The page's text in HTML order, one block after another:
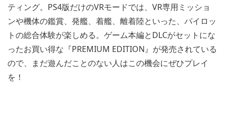
ティング。PS4版だけのVRモードでは、VR専用ミッショ
ンや機体の鑑賞、発艦、着艦、離着陸といった、パイロッ
トの総合体験が楽しめる。ゲーム本編とDLCがセットにな
ったお買い得な『PREMIUM EDITION』が発売されている
ので、まだ遊んだことのない人はこの機会にぜひプレイ
を！